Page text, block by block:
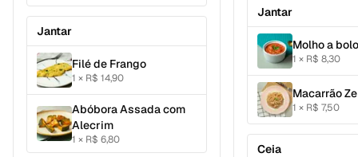
Jantar
Filé de Frango
1 × R$ 14,90
Abóbora Assada com
Alecrim
1 × R$ 6,80
Jantar
Molho a
1 × R$ 8,30
Macarrão
1 × R$ 7,50
Ceia